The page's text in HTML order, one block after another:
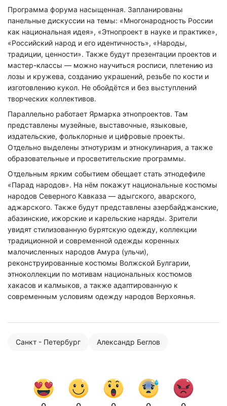
Программа форума насыщенная. Запланированы
панельные дискуссии на темы: «Многонародность России
как национальная идея», «Этнопроект в науке и практике»,
«Российский народ и его идентичность», «Народы,
традиции, ценности». Также будут презентации проектов и
мастер-классы — можно научиться росписи, плетению из
лозы и кружева, созданию украшений, резьбе по кости и
изготовлению кукол. Не обойдётся и без выступлений
творческих коллективов.
Параллельно работает Ярмарка этнопроектов. Там
представлены музейные, выставочные, языковые,
издательские, фольклорные и цифровые проекты.
Отдельно выделены этнотуризм и этнокулинария, а также
образовательные и просветительские программы.
Отдельным ярким событием обещает стать этнодефиле
«Парад народов». На нём покажут национальные костюмы
народов Северного Кавказа — адыгского, аварского,
аджарского. Также будут представлены азербайджанские,
абазинские, ижорские и карельские наряды. Зрители
увидят стилизованную бурятскую одежду, коллекции
традиционной и современной одежды коренных
малочисленных народов Амура (ульчи),
реконструированные костюмы Волжской Булгарии,
этноколлекции по мотивам национальных костюмов
хакасов и калмыков, а также адаптированную к
современным условиям одежду народов Верхоянья.
Санкт - Петербург Александр Беглов